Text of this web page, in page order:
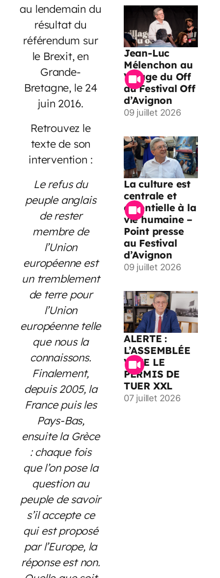
au lendemain du
résultat du
référendum sur
le Brexit, en
Grande-
Bretagne, le 24
juin 2016.
Retrouvez le
texte de son
intervention :
Le refus du
peuple anglais
de rester
membre de
l’Union
européenne est
un tremblement
de terre pour
l’Union
européenne telle
que nous la
connaissons.
Finalement,
depuis 2005, la
France puis les
Pays-Bas,
ensuite la Grèce
: chaque fois
que l’on pose la
question au
peuple de savoir
s’il accepte ce
qui est proposé
par l’Europe, la
réponse est non.
Jean-Luc
Mélenchon au
Village du Off
du Festival Off
d’Avignon
09 juillet 2026
La culture est
centrale et
essentielle à la
vie humaine –
Point presse
au Festival
d’Avignon
09 juillet 2026
ALERTE :
L’ASSEMBLÉE
VOTE LE
PERMIS DE
TUER XXL
07 juillet 2026